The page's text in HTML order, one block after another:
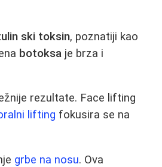
ski toksin, poznatiji kao
botoksa je brza i
rezultate. Face lifting
lifting fokusira se na
grbe na nosu. Ova